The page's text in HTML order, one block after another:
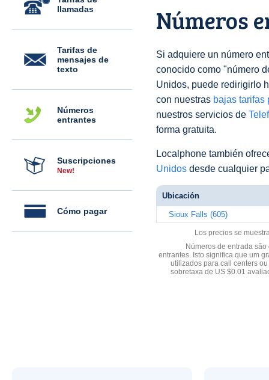
llamadas
Tarifas de
mensajes de
texto
Números
entrantes
Suscripciones
New!
Cómo pagar
Números
Si adquiere un número
conocido como "número
Unidos, puede redirigirlo
con nuestras bajas tarifas
nuestros servicios de
forma gratuita.
Localphone también
Unidos desde cualquier
Ubicación
Sioux Falls (605)
Los precios se
Números de entrada
entrantes. Isto significa que um
utilizados para call centers
sobretaxa de US $0.01